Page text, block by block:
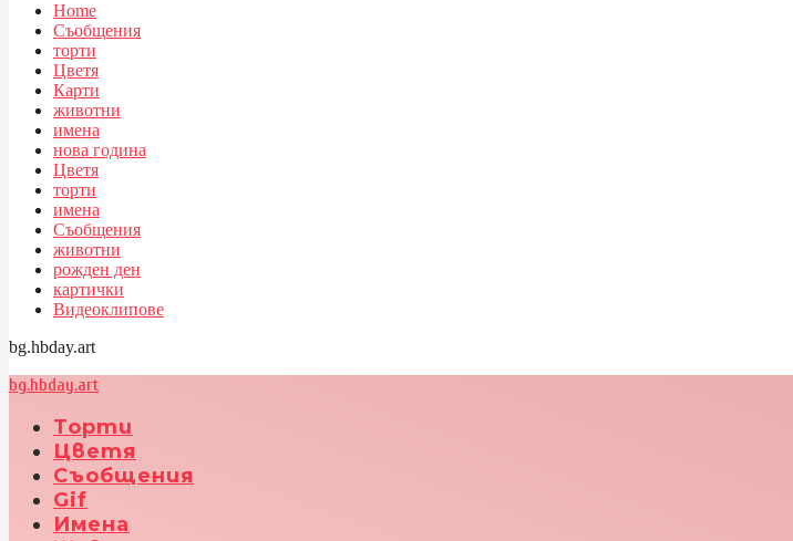
Home
Съобщения
торти
Цветя
Карти
животни
имена
нова година
Цветя
торти
имена
Съобщения
животни
рожден ден
картички
Видеоклипове
bg.hbday.art
bg.hbday.art
Торти
Цветя
Съобщения
Gif
Имена